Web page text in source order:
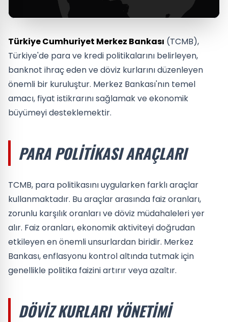
Türkiye Cumhuriyet Merkez Bankası (TCMB),
Türkiye'de para ve kredi politikalarını belirleyen,
banknot ihraç eden ve döviz kurlarını düzenleyen
önemli bir kuruluştur. Merkez Bankası'nın temel
amacı, fiyat istikrarını sağlamak ve ekonomik
büyümeyi desteklemektir.
PARA POLITIKASI ARAÇLARI
TCMB, para politikasını uygularken farklı araçlar
kullanmaktadır. Bu araçlar arasında faiz oranları,
zorunlu karşılık oranları ve döviz müdahaleleri yer
alır. Faiz oranları, ekonomik aktiviteyi doğrudan
etkileyen en önemli unsurlardan biridir. Merkez
Bankası, enflasyonu kontrol altında tutmak için
genellikle politika faizini artırır veya azaltır.
DÖVIZ KURLARI YÖNETIMI